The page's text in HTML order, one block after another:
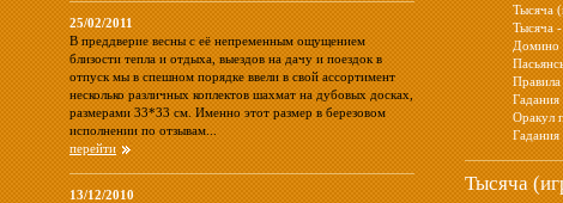
25/02/2011
В преддверие весны с её непременным ощущением
близости тепла и отдыха, выездов на дачу и поездок в
отпуск мы в спешном порядке ввели в свой ассортимент
несколько различных коплектов шахмат на дубовых досках,
размерами 33*33 см. Именно этот размер в березовом
исполнении по отзывам...
перейти
13/12/2010
Тысяча
Тысяча -
Домино
Правила
Гадания
Оракул
Гадания
Тысяча